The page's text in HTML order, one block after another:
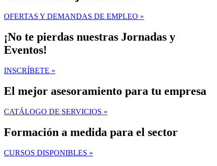
OFERTAS Y DEMANDAS DE EMPLEO »
¡No te pierdas nuestras Jornadas y
Eventos!
INSCRÍBETE »
El mejor asesoramiento para tu empresa
CATÁLOGO DE SERVICIOS »
Formación a medida para el sector
CURSOS DISPONIBLES »